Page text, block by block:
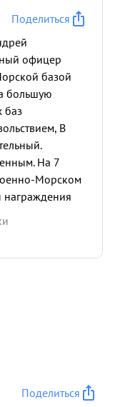
Поделиться
офицер
базой
большую
баз
В
На 7
Морском
награждения
Поделиться